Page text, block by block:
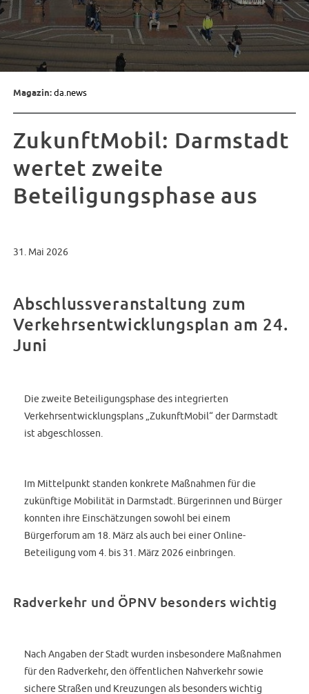
Magazin:da.news
ZukunftMobil: Darmstadt
wertet zweite
Beteiligungsphase aus
31. Mai 2026
Abschlussveranstaltung zum
Verkehrsentwicklungsplan am 24.
Juni
Die zweite Beteiligungsphase des integrierten
Verkehrsentwicklungsplans „ZukunftMobil“ der Darmstadt
ist abgeschlossen.
Im Mittelpunkt standen konkrete Maßnahmen für die
zukünftige Mobilität in Darmstadt. Bürgerinnen und Bürger
konnten ihre Einschätzungen sowohl bei einem
Bürgerforum am 18. März als auch bei einer Online-
Beteiligung vom 4. bis 31. März 2026 einbringen.
Radverkehr und ÖPNV besonders wichtig
Nach Angaben der Stadt wurden insbesondere Maßnahmen
für den Radverkehr, den öffentlichen Nahverkehr sowie
sichere Straßen und Kreuzungen als besonders wichtig